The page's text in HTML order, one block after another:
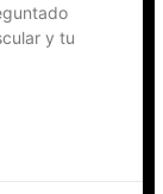
y tu